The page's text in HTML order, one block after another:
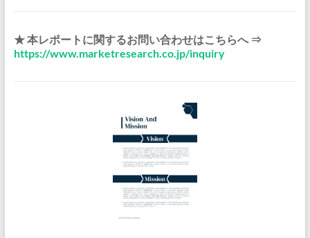
★ 本レポートに関するお問い合わせはこちらへ ⇒
https://www.marketresearch.co.jp/inquiry